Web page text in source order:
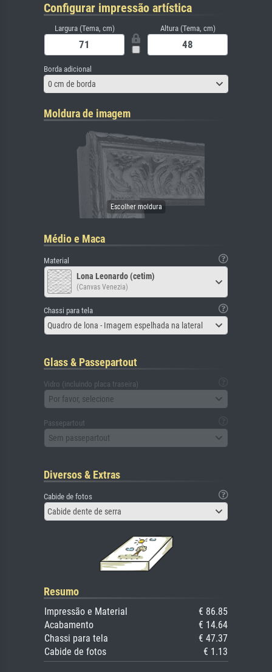
Configurar impressão artística
Largura (Tema, cm) Altura (Tema, cm)
Borda adicional
0 cm de borda
Moldura de imagem
Médio e Maca
Material
Lona Leonardo (cetim)
(Canvas Venezia)
Chassi para tela
Quadro de lona - Imagem espelhada na lateral
Glass & Passepartout
Vidro (incluindo placa traseira)
Por favor, selecione
Passepartout
Sem passepartout
Diversos & Extras
Cabide de fotos
Cabide dente de serra
Resumo
Impressão e Material
€ 86.85
Acabamento
€ 14.64
Chassi para tela
€ 47.37
Cabide de fotos
€ 1.13